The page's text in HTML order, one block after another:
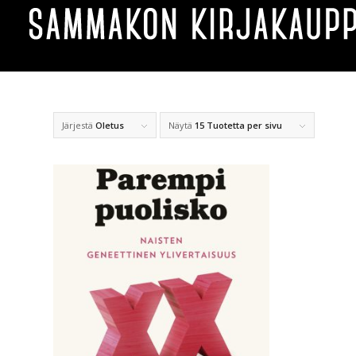
Järjestä Oletus Näytä 15 Tuotetta per sivu